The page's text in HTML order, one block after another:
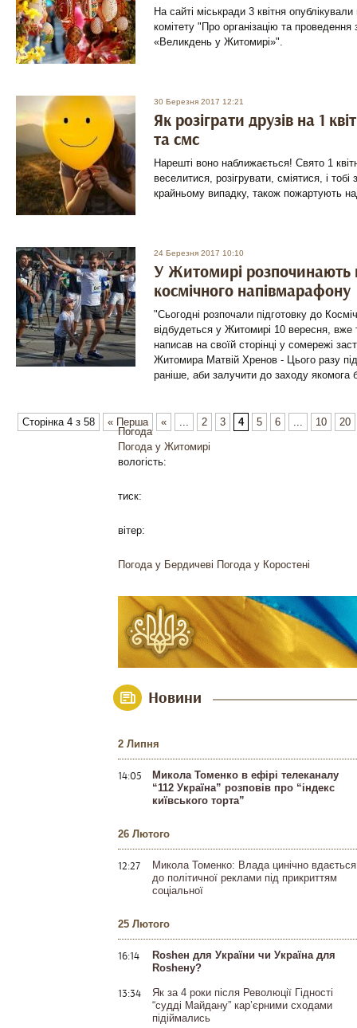
На сайті міськради 3 квітня
комітету "Про організацію та проведення
«Великдень у Житомирі»".
30 Березня 2017 12:21
Як розіграти друзів на 1
та смс
Нарешті воно наближається! Свято 1
веселитися, розігрувати, сміятися, і
крайньому випадку, також пожартують
24 Березня 2017 10:10
У Житомирі розпочинають
космічного напівмарафону
"Сьогодні розпочали підготовку до
відбудеться у Житомирі 10 вересня, вже
написав на своїй сторінці у сомережі
Житомира Матвій Хренов - Цього разу
раніше, аби залучити до заходу якомога
Сторінка 4 з 58 « Перша « ... 2 3 4 5 6 ... 10
20
Погода
Погода у Житомирі
вологість:
тиск:
вітер:
Погода у Бердичеві Погода у Коростені
Новини
2 Липня
14:05
Микола Томенко в ефірі телеканалу
“112 Україна” розповів про “індекс
київського торта”
26 Лютого
12:27
Микола Томенко: Влада цинічно вдається
до політичної реклами під прикриттям
соціальної
25 Лютого
16:14
Rosheн для України чи Україна для
Rosheну?
13:34
Як за 4 роки після Революції Гідності
“судді Майдану” кар’єрними сходами
підіймались